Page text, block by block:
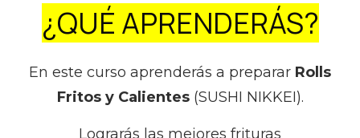
¿QUÉ APRENDERÁS?
En este curso aprenderás a preparar Rolls
Fritos y Calientes(SUSHI NIKKEI).
Lograrás las mejores frituras